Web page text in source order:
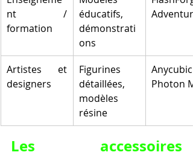
nt /
formation
éducatifs,
démonstrati
ons
Artistes et
designers
Figurines
détaillées,
modèles
résine
Anycubic
Photon
Les accessoires